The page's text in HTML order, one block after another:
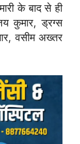
के बाद से ही
कुमार, ड्रग्स
वसीम अख्तर